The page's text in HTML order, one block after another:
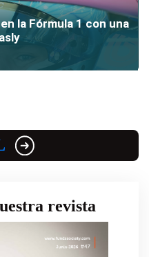
la Fórmula 1 con una
revista